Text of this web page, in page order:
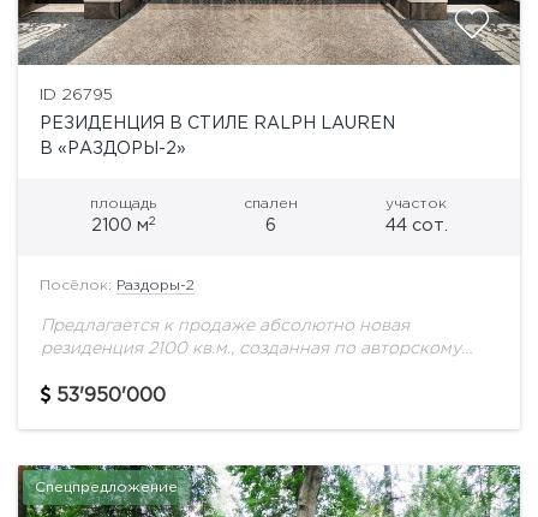
ID 26795
РЕЗИДЕНЦИЯ В СТИЛЕ RALPH LAUREN
В «РАЗДОРЫ-2»
площадь
2100 м2
спален
6
участок
44 сот.
Посёлок: Раздоры-2
Предлагается к продаже абсолютно новая
резиденция 2100 кв.м., созданная по авторскому
архитектуры с интерьером в эстетике Ralph Lauren.
53'950'000
Спецпредложение